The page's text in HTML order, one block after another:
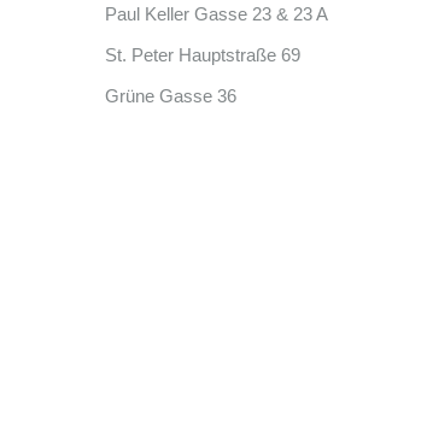
Paul Keller Gasse 23 & 23 A
St. Peter Hauptstraße 69
Grüne Gasse 36